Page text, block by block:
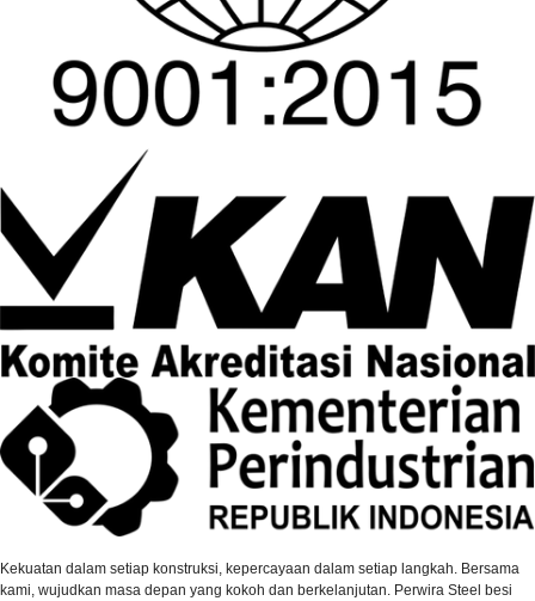
Kekuatan dalam setiap konstruksi, kepercayaan dalam setiap langkah. Bersama
kami, wujudkan masa depan yang kokoh dan berkelanjutan. Perwira Steel besi